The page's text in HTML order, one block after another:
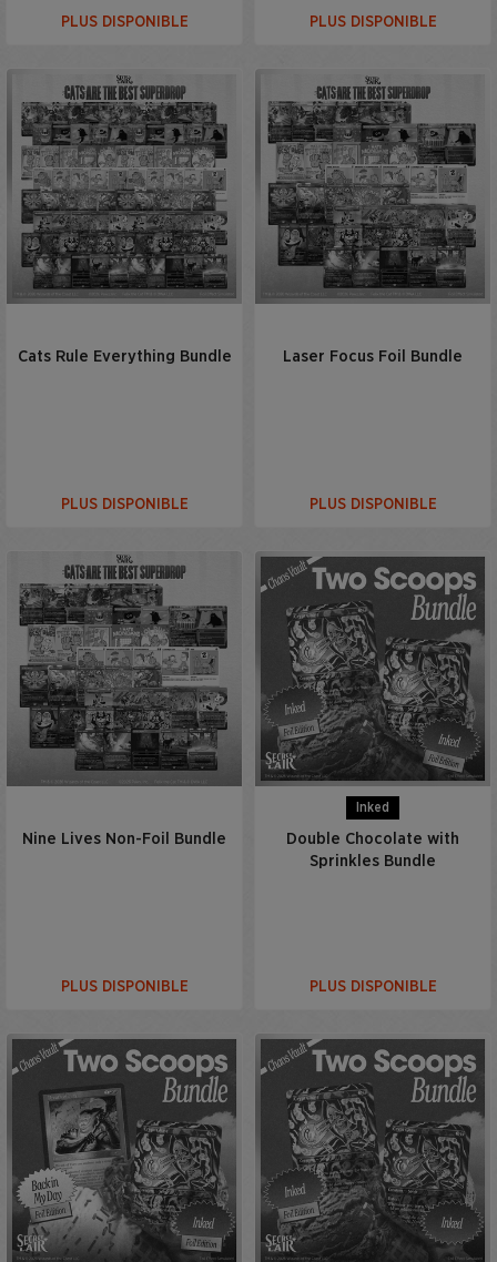
PLUS DISPONIBLE PLUS DISPONIBLE
Cats Rule Everything Bundle
PLUS DISPONIBLE
Laser Focus Foil Bundle
PLUS DISPONIBLE
Nine Lives Non-Foil Bundle
PLUS DISPONIBLE
Inked
Double Chocolate with
Sprinkles Bundle
PLUS DISPONIBLE